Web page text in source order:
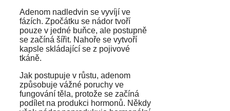
Adenom nadledvin se vyvíjí ve
fázích. Zpočátku se nádor tvoří
pouze v jedné buňce, ale postupně
se začíná šířit. Nahoře se vytvoří
kapsle skládající se z pojivové
tkáně.
Jak postupuje v růstu, adenom
způsobuje vážné poruchy ve
fungování těla, protože se začíná
podílet na produkci hormonů. Někdy